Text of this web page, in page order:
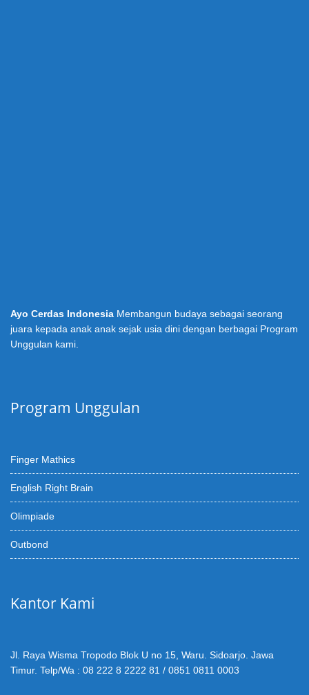
Ayo Cerdas Indonesia Membangun budaya sebagai seorang
juara kepada anak anak sejak usia dini dengan berbagai Program
Unggulan kami.
Program Unggulan
Finger Mathics
English Right Brain
Olimpiade
Outbond
Kantor Kami
Jl. Raya Wisma Tropodo Blok U no 15, Waru. Sidoarjo. Jawa
Timur. Telp/Wa : 08 222 8 2222 81 / 0851 0811 0003